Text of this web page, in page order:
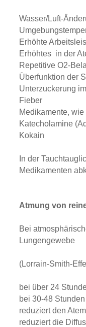
Wasser/Luft-
Erhöhte
Erhöhtes in der
Repetitive O2-
Überfunktion der
Unterzuckerung
Fieber
Medikamente,
Katecholamine
Kokain
In der
Medikamenten
Atmung von
Bei
Lungengewebe
(Lorrain-Smith-
bei über 24
bei 30-48
reduziert den
reduziert die